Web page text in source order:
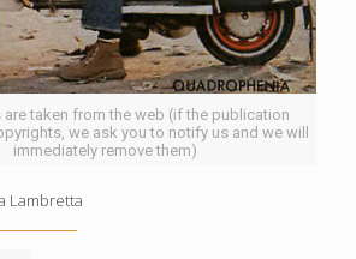
are taken from the web (if the publication
we ask you to notify us and we will
immediately remove them)
Lambretta